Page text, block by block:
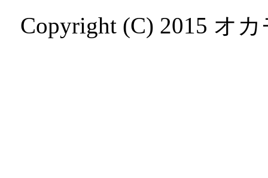
Copyright (C) 2015 オ